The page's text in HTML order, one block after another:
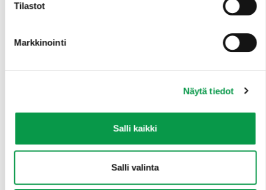
Tilastot
Markkinointi
Näytä tiedot
Salli kaikki
Salli valinta
Muutokset ohjelmaan ovat mahdollisia.